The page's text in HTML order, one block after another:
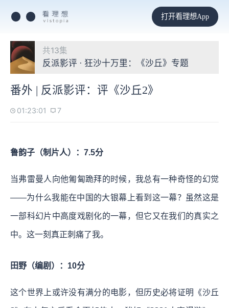
打开看理想App
共13集
反派影评 · 狂沙十万里：《沙丘》专题
番外 | 反派影评：评《沙丘2》
01:23:01 7
鲁韵子（制片人）：7.5分
当弗雷曼人向他匍匐跪拜的时候，我总有一种奇怪的幻觉
——为什么我能在中国的大银幕上看到这一幕？虽然这是
一部科幻片中高度戏剧化的一幕，但它又在我们的真实之
中。这一刻真正刺痛了我。
田野（编剧）：10分
这个世界上或许没有满分的电影，但历史必将证明《沙丘